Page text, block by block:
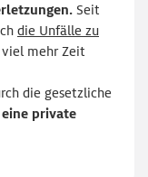
Seit
die Unfälle zu
viel mehr Zeit
die gesetzliche
private